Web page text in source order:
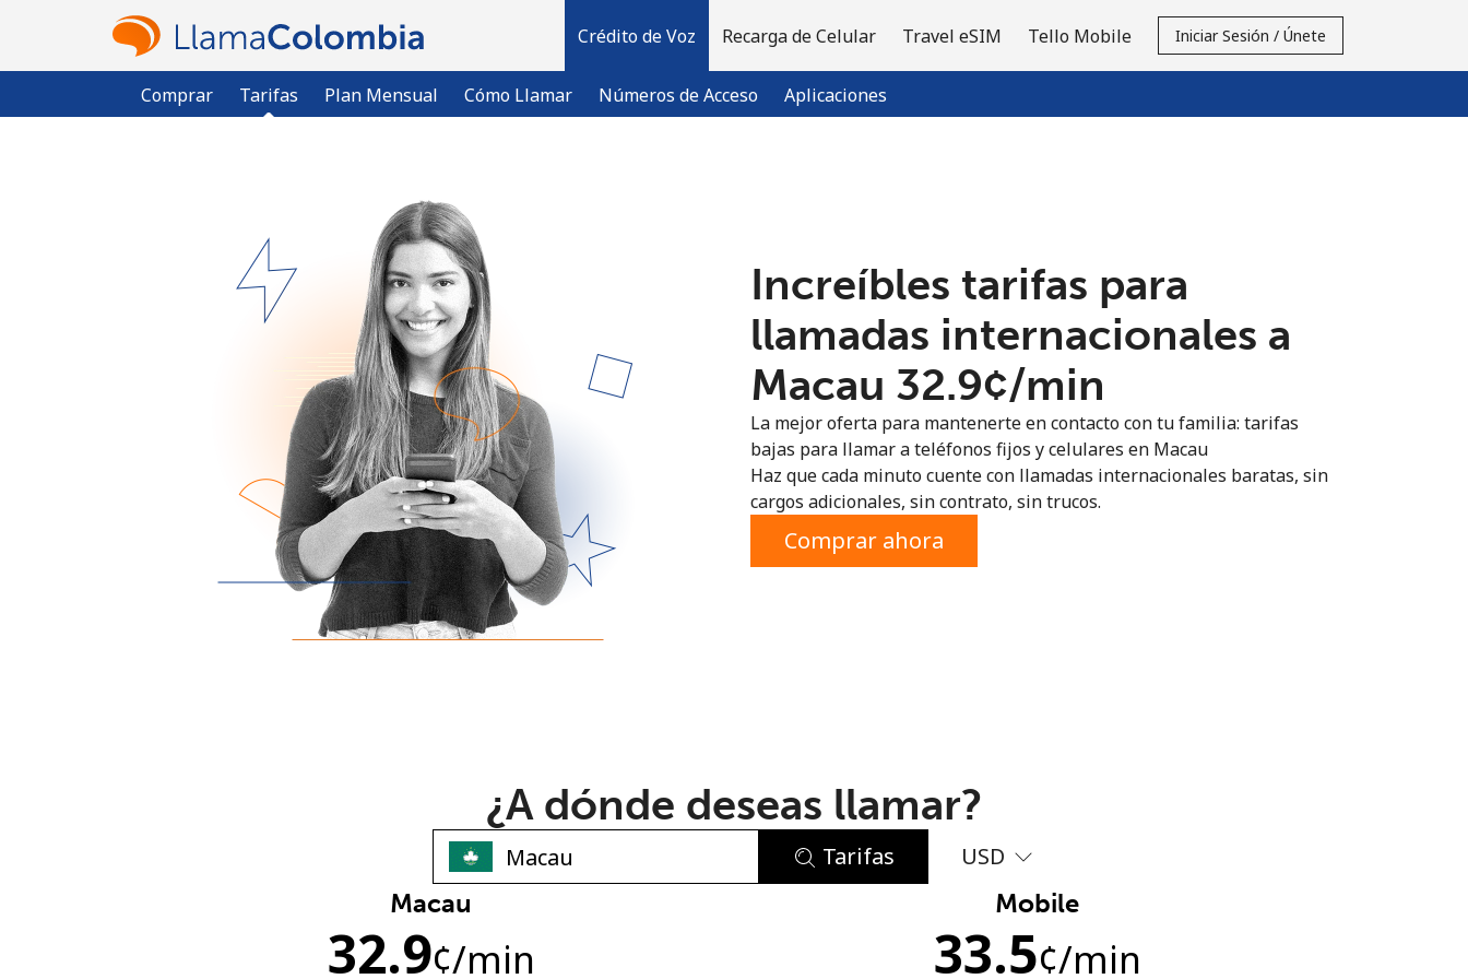
Crédito de Voz
Comprar Tarifas Plan Mensual Cómo Llamar Números de Acceso Aplicaciones
Recarga de Celular Travel eSIM Tello Mobile Iniciar Sesión / Únete
¿Ya tienes una cuenta? Inicia sesión →
Regístrate con
Una letra mayúscula y una minúscula
Increíbles tarifas para
llamadas internacionales a
Macau ⁦32.9¢⁩/min
La mejor oferta para mantenerte en contacto con tu familia: tarifas
bajas para llamar a teléfonos fijos y celulares en Macau
Haz que cada minuto cuente con llamadas internacionales baratas, sin
cargos adicionales, sin contrato, sin trucos.
Comprar ahora
¿A dónde deseas llamar?
Tarifas USD
Macau
32.9¢/min
Mobile
33.5¢/min